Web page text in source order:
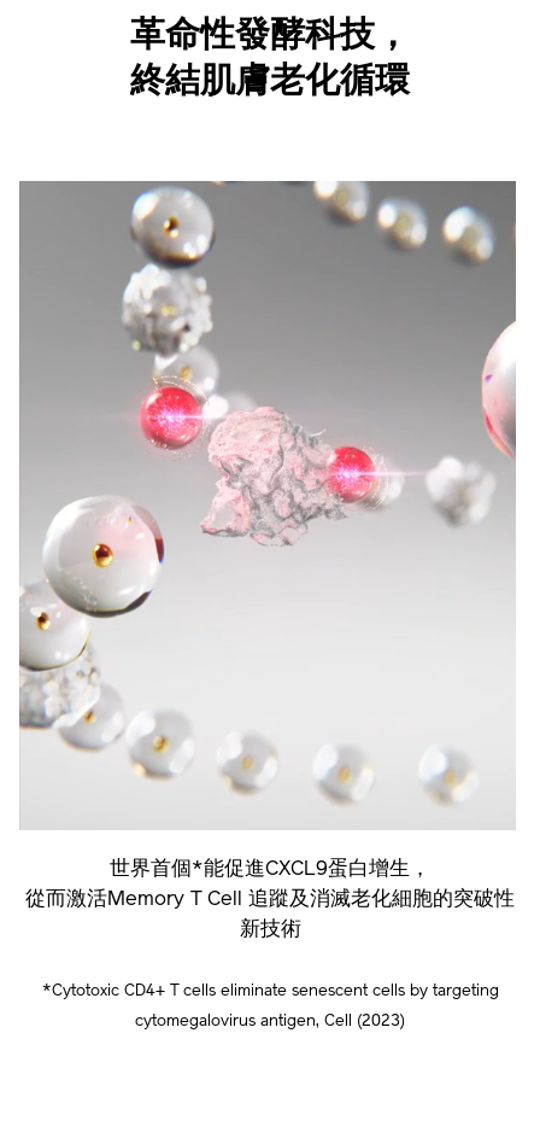
革命性發酵科技，
終結肌膚老化循環
世界首個*能促進CXCL9蛋白增生，
從而激活Memory T Cell 追蹤及消滅老化細胞的突破性
新技術
*Cytotoxic CD4+ T cells eliminate senescent cells by targeting
cytomegalovirus antigen, Cell (2023)